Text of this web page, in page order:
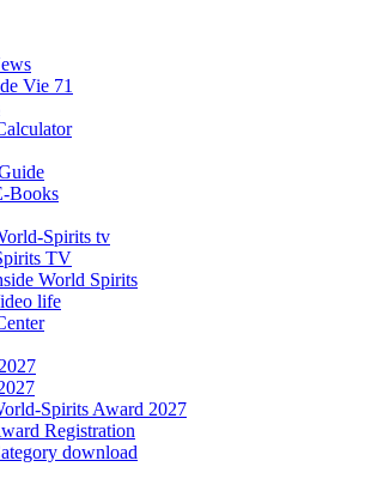
Vie 71
Books
Spirits tv
TV
World Spirits
life
Spirits Award 2027
Registration
download